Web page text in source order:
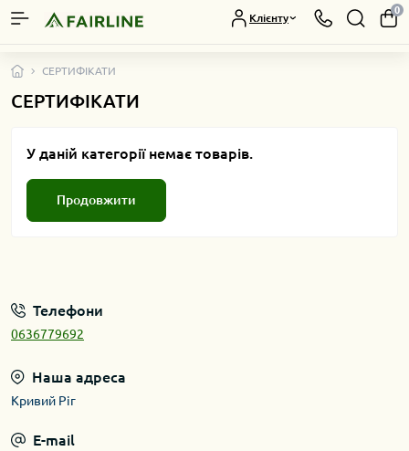
Клієнту
0
СЕРТИФІКАТИ
СЕРТИФІКАТИ
У даній категорії немає товарів.
Продовжити
Телефони
0636779692
Наша адреса
Кривий Ріг
E-mail